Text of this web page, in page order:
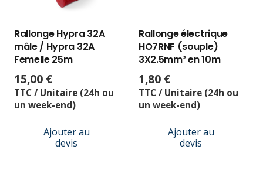
Rallonge Hypra 32A
mâle / Hypra 32A
Femelle 25m
15,00 €
TTC / Unitaire (24h ou
un week-end)
Ajouter au
devis
Rallonge électrique
HO7RNF (souple)
3X2.5mm² en 10m
1,80 €
TTC / Unitaire (24h ou
un week-end)
Ajouter au
devis